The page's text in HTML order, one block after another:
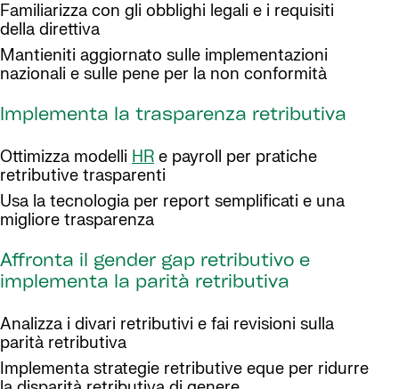
Familiarizza con gli obblighi legali e i requisiti
della direttiva
Mantieniti aggiornato sulle implementazioni
nazionali e sulle pene per la non conformità
Implementa la trasparenza retributiva
Ottimizza modelli HR e payroll per pratiche
retributive trasparenti
Usa la tecnologia per report semplificati e una
migliore trasparenza
Affronta il gender gap retributivo e
implementa la parità retributiva
Analizza i divari retributivi e fai revisioni sulla
parità retributiva
Implementa strategie retributive eque per ridurre